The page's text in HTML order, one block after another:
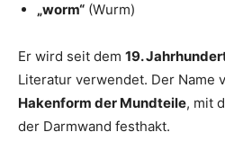
„worm“ (Wurm)
Er wird seit dem 19.
Literatur verwendet. Der Name
Hakenform der Mundteile, mit
der Darmwand festhakt.